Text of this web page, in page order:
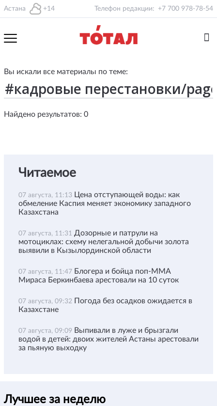
Астана +14 Телефон редакции: +7 700 978-78-54
Вы искали все материалы по теме:
Найдено результатов: 0
Читаемое
07 августа, 11:13 Цена отступающей воды: как
обмеление Каспия меняет экономику западного
Казахстана
07 августа, 11:31 Дозорные и патрули на
мотоциклах: схему нелегальной добычи золота
выявили в Кызылординской области
07 августа, 11:47 Блогера и бойца поп-ММА
Мираса Беркинбаева арестовали на 10 суток
07 августа, 09:32 Погода без осадков ожидается в
Казахстане
07 августа, 09:09 Выпивали в луже и брызгали
водой в детей: двоих жителей Астаны арестовали
за пьяную выходку
Лучшее за неделю